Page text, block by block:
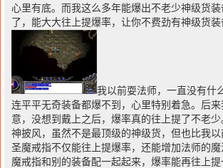
心里有底。而我这么多年能爆出不老少神级货
了，能大大往上提爆率，让你不费劲有神级货装
我以前耍法师，一直没有什
连平平无奇装备都爆不到，心里特别着急。后
意，没想到戴上之后，爆率真的往上提了不老
神披风，虽然不是最顶级的神级货，但也比我以
圣魔戒指不仅能往上提爆率，还能增加法师的
魔戒指和别的装备配一起起来，爆率能再往上